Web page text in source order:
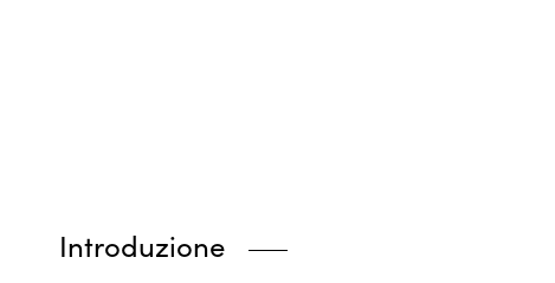
Introduzione